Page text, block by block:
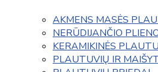
AKMENS MASĖS
NERŪDIJANČIO
KERAMIKINĖS
PLAUTUVIŲ IR